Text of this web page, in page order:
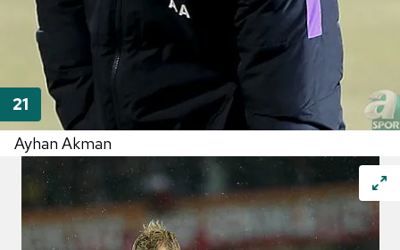
Ayhan Akman